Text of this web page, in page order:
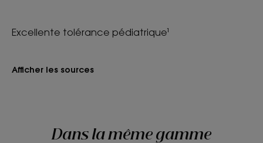
Excellente tolérance pédiatrique¹
Afficher les sources
Dans la même gamme